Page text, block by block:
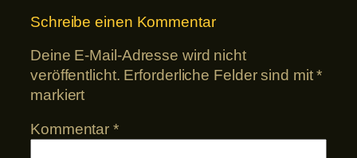
Schreibe einen Kommentar
Deine E-Mail-Adresse wird nicht
veröffentlicht. Erforderliche Felder sind mit*
markiert
Kommentar*